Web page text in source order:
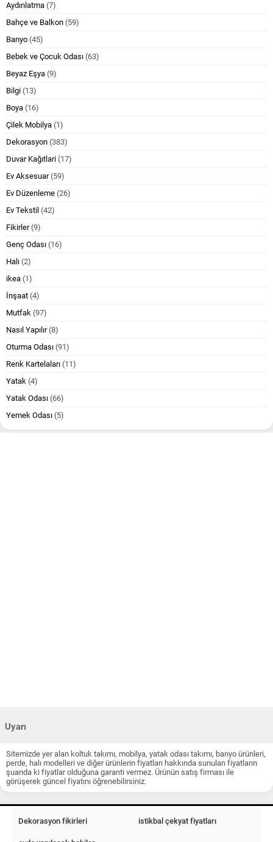
Aydınlatma (7)
Bahçe ve Balkon (59)
Banyo (45)
Bebek ve Çocuk Odası (63)
Beyaz Eşya (9)
Bilgi (13)
Boya (16)
Çilek Mobilya (1)
Dekorasyon (383)
Duvar Kağıtlari (17)
Ev Aksesuar(59)
Ev Düzenleme (26)
Ev Tekstil (42)
Fikirler(9)
Genç Odası (16)
Halı (2)
ikea (1)
İnşaat (4)
Mutfak (97)
Nasıl Yapılır(8)
Oturma Odası (91)
Renk Kartelaları (11)
Yatak (4)
Yatak Odası (66)
Yemek Odası (5)
Uyarı
Sitemizde yer alan koltuk takımı, mobilya, yatak odası takımı, banyo ürünleri,
perde, halı modelleri ve diğer ürünlerin fiyatları hakkında sunulan fiyatların
şuanda ki fiyatlar olduğuna garanti vermez. Ürünün satış firması ile
görüşerek güncel fiyatını öğrenebilirsiniz.
Dekorasyon fikirleri istikbal çekyat fiyatları